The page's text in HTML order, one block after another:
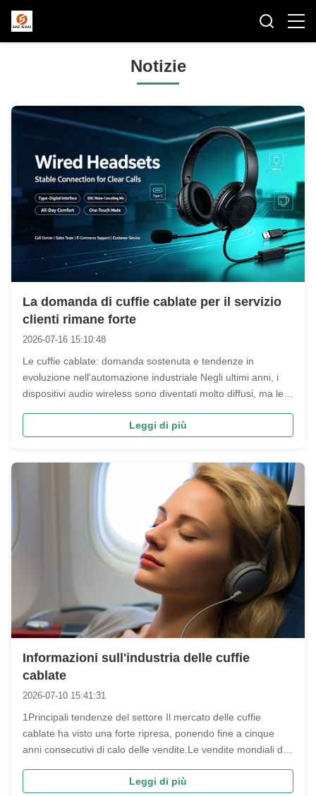
Notizie
La domanda di cuffie cablate per il servizio
clienti rimane forte
2026-07-16 15:10:48
Le cuffie cablate: domanda sostenuta e tendenze in
evoluzione nell'automazione industriale Negli ultimi anni, i
dispositivi audio wireless sono diventati molto diffusi, ma le
mantenere una domanda stabile sul mercato.e società di
Leggi di più
Informazioni sull'industria delle cuffie
cablate
2026-07-10 15:41:31
1Principali tendenze del settore Il mercato delle cuffie
cablate ha visto una forte ripresa, ponendo fine a cinque
anni consecutivi di calo delle vendite.Le vendite mondiali di
primo trimestre del 2026, con i modelli con cavo in orecchio
Leggi di più